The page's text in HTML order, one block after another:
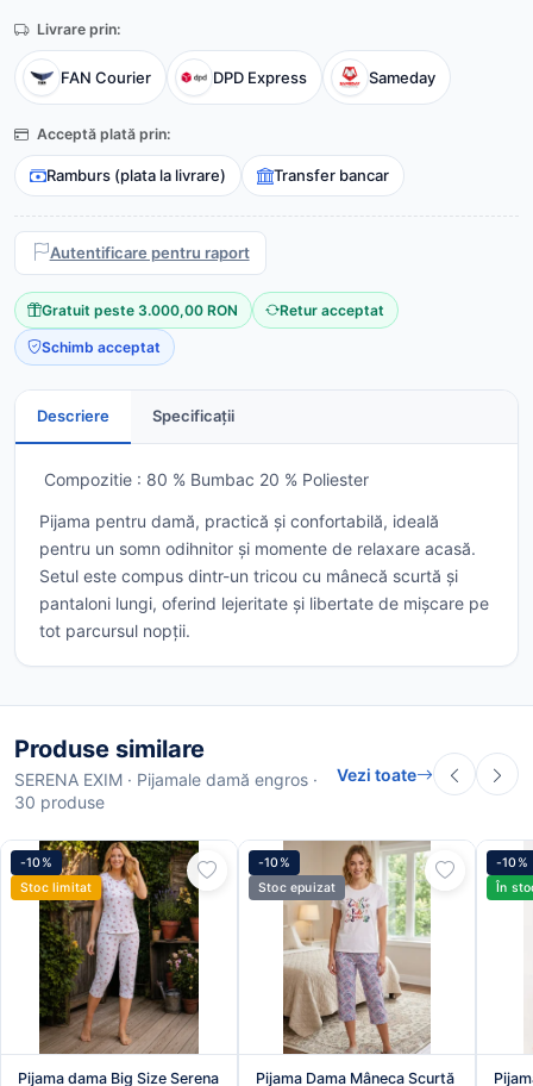
Livrare prin:
FAN Courier DPD Express Sameday
Acceptă plată prin:
Ramburs (plata la livrare) Transfer bancar
Autentificare pentru raport
Gratuit peste 3.000,00 RON Retur acceptat
Schimb acceptat
Descriere Specificații
Compozitie : 80 % Bumbac 20 % Poliester
Pijama pentru damă, practică și confortabilă, ideală
pentru un somn odihnitor și momente de relaxare acasă.
Setul este compus dintr-un tricou cu mânecă scurtă și
pantaloni lungi, oferind lejeritate și libertate de mișcare pe
tot parcursul nopții.
Produse similare
SERENA EXIM · Pijamale damă engros ·
30 produse
Vezi toate
-10%
Stoc limitat
Pijama dama Big Size Serena
-10%
Stoc epuizat
Pijama Dama Mâneca Scurtă
-10%
În